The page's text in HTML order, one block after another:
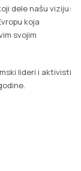
dele našu viziju:
koja
svojim
lideri i aktivisti